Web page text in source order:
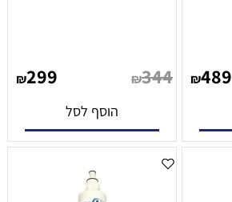
₪489
₪344
₪299
הוסף לסל